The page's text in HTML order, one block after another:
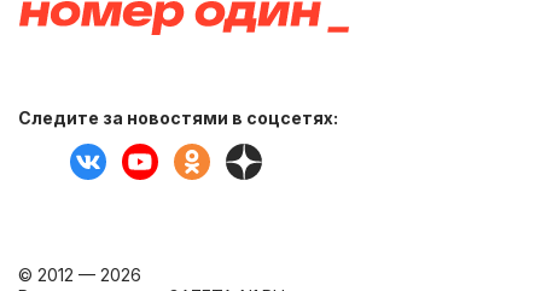
Следите за новостями в соцсетях:
© 2012 — 2026